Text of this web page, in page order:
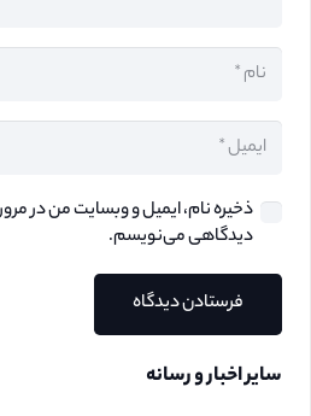
ذخیره نام، ایمیل و وبسایت من در
دیدگاهی می‌نویسم.
فرستادن دیدگاه
سایر اخبار و رسانه